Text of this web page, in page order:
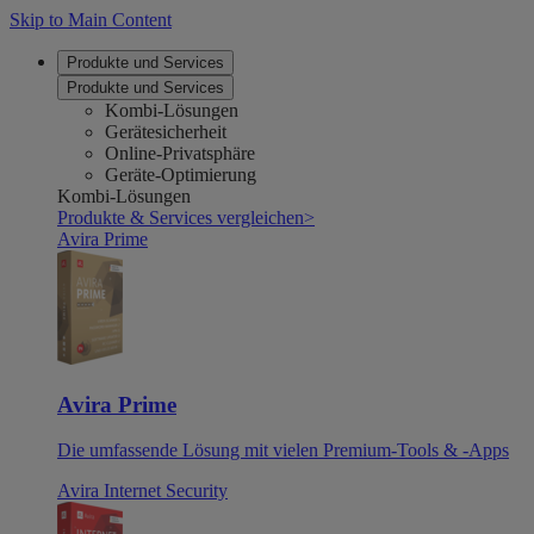
Skip to Main Content
Produkte und Services
Produkte und Services
Kombi-Lösungen
Gerätesicherheit
Online-Privatsphäre
Geräte-Optimierung
Kombi-Lösungen
Produkte & Services vergleichen>
Avira Prime
Avira Prime
Die umfassende Lösung mit vielen Premium-Tools & -Apps
Avira Internet Security